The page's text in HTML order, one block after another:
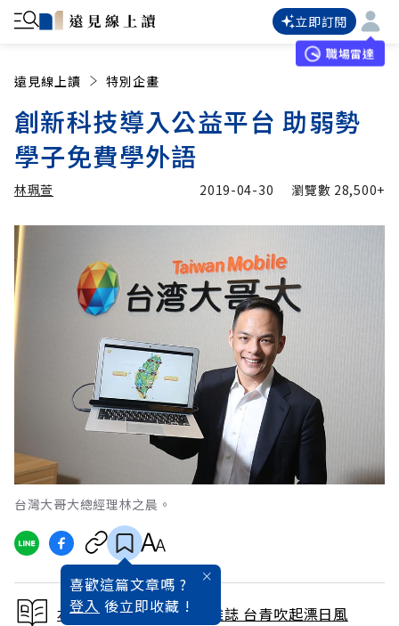
立即訂閱
職場雷達
遠見線上讀 特別企畫
創新科技導入公益平台 助弱勢
學子免費學外語
林珮萱 2019-04-30 瀏覽數 28,500+
台灣大哥大總經理林之晨。
喜歡這篇文章嗎 ?
登入 後立即收藏 !
本文出自 2019 / 5月號雜誌 台青吹起漂日風